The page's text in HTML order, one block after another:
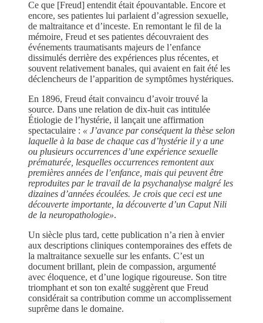
Ce que [Freud] entendit était épouvantable. Encore et
encore, ses patientes lui parlaient d’agression sexuelle,
de maltraitance et d’inceste. En remontant le fil de la
mémoire, Freud et ses patientes découvraient des
événements traumatisants majeurs de l’enfance
dissimulés derrière des expériences plus récentes, et
souvent relativement banales, qui avaient en fait été les
déclencheurs de l’apparition de symptômes hystériques.
En 1896, Freud était convaincu d’avoir trouvé la
source. Dans une relation de dix-huit cas intitulée
Étiologie de l’hystérie, il lançait une affirmation
spectaculaire : « J’avance par conséquent la thèse selon
laquelle à la base de chaque cas d’hystérie il y a une
ou plusieurs occurrences d’une expérience sexuelle
prématurée, lesquelles occurrences remontent aux
premières années de l’enfance, mais qui peuvent être
reproduites par le travail de la psychanalyse malgré les
dizaines d’années écoulées. Je crois que ceci est une
découverte importante, la découverte d’un Caput Nili
de la neuropathologie».
Un siècle plus tard, cette publication n’a rien à envier
aux descriptions cliniques contemporaines des effets de
la maltraitance sexuelle sur les enfants. C’est un
document brillant, plein de compassion, argumenté
avec éloquence, et d’une logique rigoureuse. Son titre
triomphant et son ton exalté suggèrent que Freud
considérait sa contribution comme un accomplissement
suprême dans le domaine.